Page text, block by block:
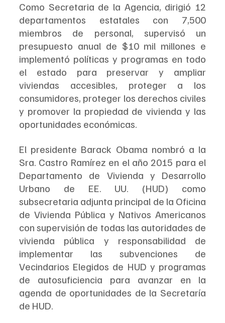
Como Secretaria de la Agencia, dirigió 12
departamentos estatales con 7,500
miembros de personal, supervisó un
presupuesto anual de $10 mil millones e
implementó políticas y programas en todo
el estado para preservar y ampliar
viviendas accesibles, proteger a los
consumidores, proteger los derechos civiles
y promover la propiedad de vivienda y las
oportunidades económicas.
El presidente Barack Obama nombró a la
Sra. Castro Ramírez en el año 2015 para el
Departamento de Vivienda y Desarrollo
Urbano de EE. UU. (HUD) como
subsecretaria adjunta principal de la Oficina
de Vivienda Pública y Nativos Americanos
con supervisión de todas las autoridades de
vivienda pública y responsabilidad de
implementar las subvenciones de
Vecindarios Elegidos de HUD y programas
de autosuficiencia para avanzar en la
agenda de oportunidades de la Secretaría
de HUD.